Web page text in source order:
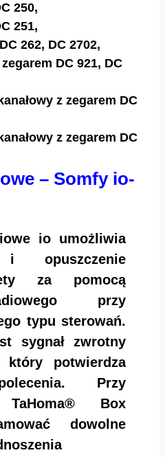
250,
251,
262, DC 2702,
DC 921, DC
z zegarem DC
z zegarem DC
– Somfy io-
io umożliwia
i opuszczenie
za pomocą
przy
typu sterowań.
sygnał zwrotny
potwierdza
Przy
TaHoma® Box
dowolne